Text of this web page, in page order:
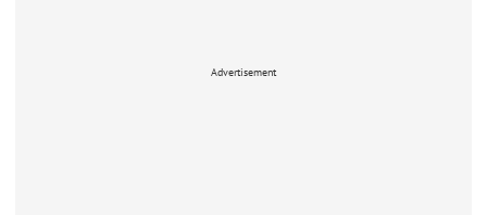
Advertisement